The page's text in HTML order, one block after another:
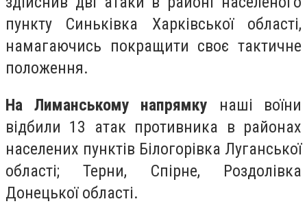
пункту Синьківка Харківської області,
намагаючись покращити своє тактичне
положення.
На Лиманському напрямку наші воїни
відбили 13 атак противника в районах
населених пунктів Білогорівка Луганської
області; Терни, Спірне, Роздолівка
Донецької області.